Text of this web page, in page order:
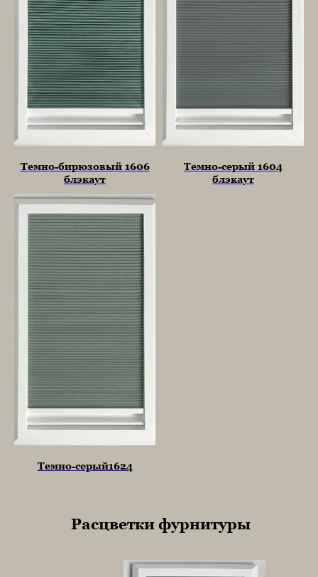
Темно-бирюзовый 1606
блэкаут
Темно-серый 1604
блэкаут
Темно-серый1624
Расцветки фурнитуры